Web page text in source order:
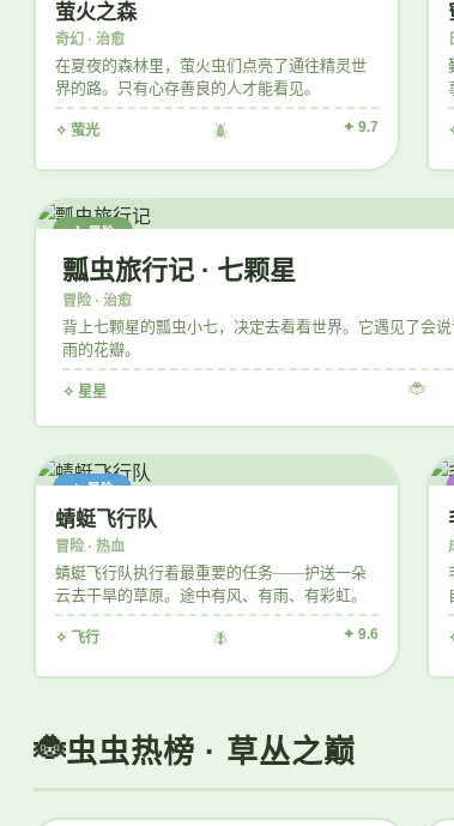
萤火之森
奇幻 · 治愈
在夏夜的森林里，萤火虫们点亮了通往精灵世
界的路。只有心存善良的人才能看见。
✧ 萤光 🪲 ✦ 9.7
🧳 冒险
瓢虫旅行记 · 七颗星
冒险 · 治愈
背上七颗星的瓢虫小七，决定去看看世界。它遇见了会
雨的花瓣。
✧ 星星 🐞
✈️ 冒险
蜻蜓飞行队
冒险 · 热血
蜻蜓飞行队执行着最重要的任务——护送一朵
云去干旱的草原。途中有风、有雨、有彩虹。
✧ 飞行 🪰 ✦ 9.6
虫虫热榜 · 草丛之巅